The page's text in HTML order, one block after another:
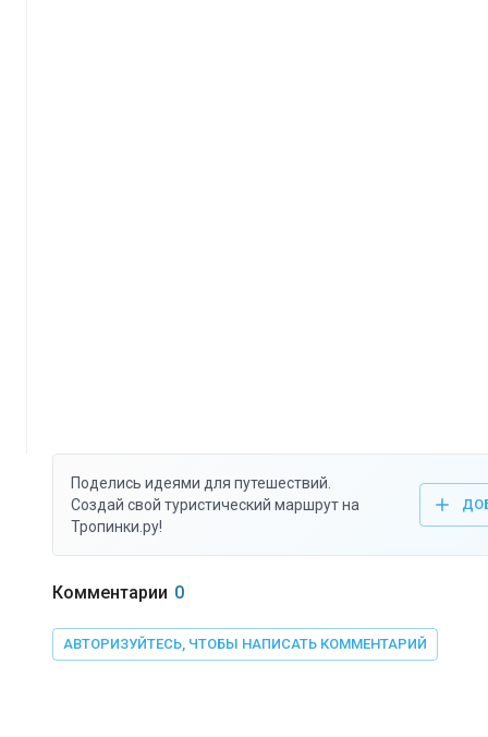
Поделись идеями для путешествий.
Создай свой туристический маршрут на
Тропинки.ру!
Комментарии 0
АВТОРИЗУЙТЕСЬ, ЧТОБЫ НАПИСАТЬ КОММЕНТАРИЙ